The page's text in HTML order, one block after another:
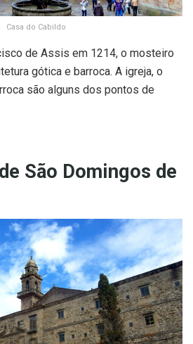
Casa do Cabildo
de Assis em 1214, o mosteiro
gótica e barroca. A igreja, o
são alguns dos pontos de
São Domingos de